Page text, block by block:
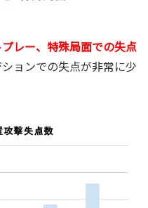
レー、特殊局面での失点
ョンでの失点が非常に少